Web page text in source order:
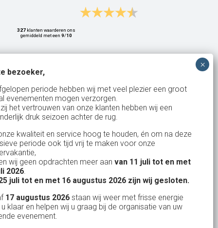
327 klanten waarderen ons
gemiddeld met een 9/10
Bank: NL15ABNA0561810710
KvK: 17167131
BTW: NL.1678.53.296.B01
Uw partner in:
Evenementen verhuur
Feestverhuur
Licht- en Geluidverhuur
bezoeker,
periode hebben wij met veel plezier een groot
evenementen mogen verzorgen.
het vertrouwen van onze klanten hebben wij een
druk seizoen achter de rug.
kwaliteit en service hoog te houden, én om na deze
periode ook tijd vrij te maken voor onze
wij geen opdrachten meer aan van 11 juli tot en met
2026.
juli tot en met 16 augustus 2026 zijn wij gesloten.
17 augustus 2026 staan wij weer met frisse energie
klaar en helpen wij u graag bij de organisatie van uw
evenement.